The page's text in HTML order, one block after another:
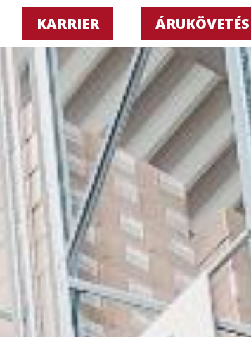
KARRIER ÁRUKÖVETÉS